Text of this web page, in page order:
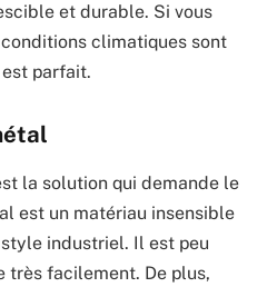
et durable. Si vous
climatiques sont
parfait.
la solution qui demande le
est un matériau insensible
industriel. Il est peu
très facilement. De plus,